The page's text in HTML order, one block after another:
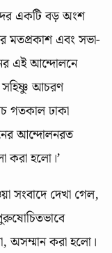
একটি বড় অংশ
মতপ্রকাশ এবং সভা-
এই আন্দোলনে
সহিষ্ণু আচরণ
গতকাল ঢাকা
আন্দোলনরত
করা হলো।’
সংবাদে দেখা গেল,
অসম্মান করা হলো।